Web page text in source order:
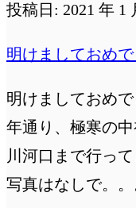
子
書
か
せ
て
投稿日: 2021 年 1
明けましておめ
明けましておめ
年通り、極寒の
川河口まで行っ
写真はなしで。。